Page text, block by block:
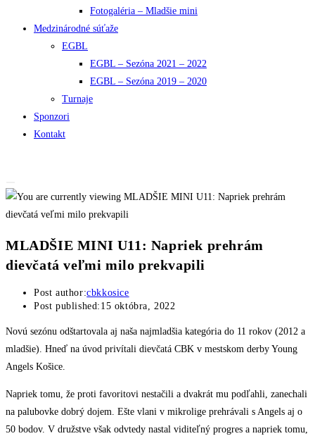
Fotogaléria – Mladšie mini
Medzinárodné súťaže
EGBL
EGBL – Sezóna 2021 – 2022
EGBL – Sezóna 2019 – 2020
Turnaje
Sponzori
Kontakt
MLADŠIE MINI U11: Napriek prehrám
dievčatá veľmi milo prekvapili
Post author:cbkkosice
Post published: 15 októbra, 2022
Novú sezónu odštartovala aj naša najmladšia kategória do 11 rokov (2012 a
mladšie). Hneď na úvod privítali dievčatá CBK v mestskom derby Young
Angels Košice.
Napriek tomu, že proti favoritovi nestačili a dvakrát mu podľahli, zanechali
na palubovke dobrý dojem. Ešte vlani v mikrolige prehrávali s Angels aj o
50 bodov. V družstve však odvtedy nastal viditeľný progres a napriek tomu,